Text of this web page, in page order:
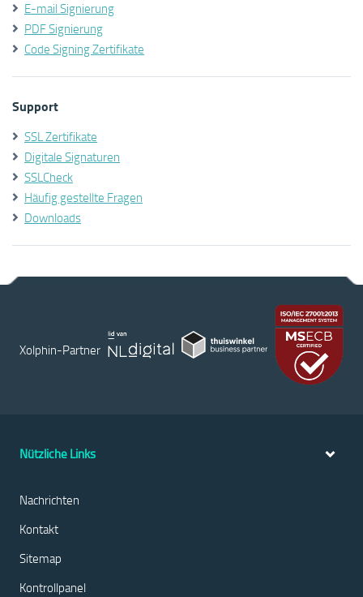
E-mail Signierung
PDF Signierung
Code Signing Zertifikate
Support
SSL Zertifikate
Digitale Signaturen
SSLCheck
Häufig gestellte Fragen
Downloads
Xolphin-Partner
Nützliche Links
Nachrichten
Kontakt
Sitemap
Kontrollpanel